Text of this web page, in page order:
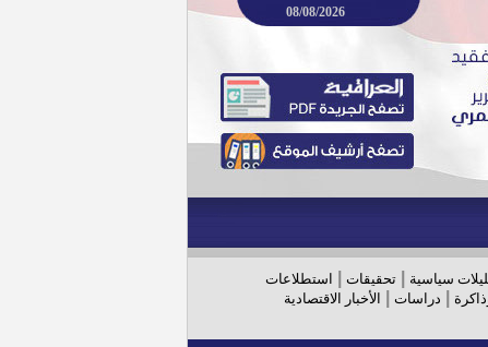
08/08/2026
سياسية تحقيقات
استطلاعات
دراسات
الأخبار الاقتصادية